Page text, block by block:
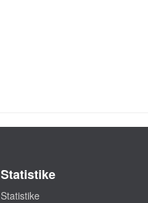
Statistike
Statistike